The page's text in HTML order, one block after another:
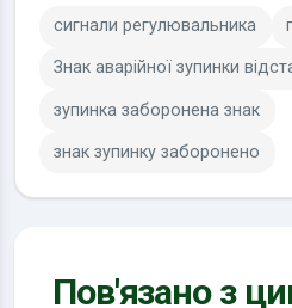
сигнали регулювальника
Знак аварійної зупинки
зупинка заборонена знак
знак зупинку заборонено
Пов'язано з